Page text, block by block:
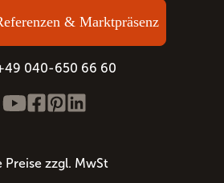
& Marktpräsenz
040-650 66 60
Preise zzgl. MwSt